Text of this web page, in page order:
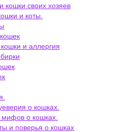
своих хозяев
и коты.
и аллергия
о кошках.
мифов о кошках.
и поверья о кошках